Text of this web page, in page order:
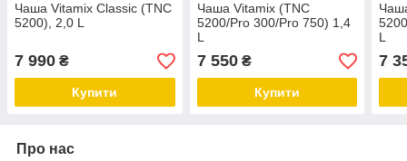
Чаша Vitamix Classic (TNC
5200), 2,0 L
7 990 ₴
Купити
Чаша Vitamix (TNC
5200/Pro 300/Pro 750) 1,4
L
7 550₴
Купити
L
7
Про нас